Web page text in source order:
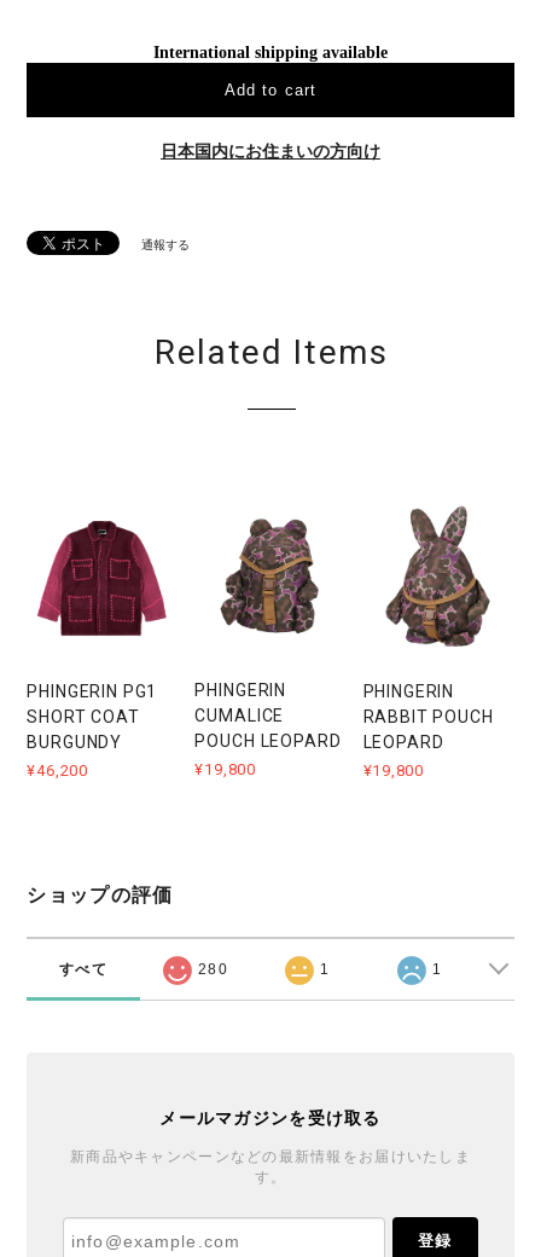
International shipping available
Add to cart
日本国内にお住まいの方向け
通報する
Related Items
PHINGERIN PG1
SHORT COAT
BURGUNDY
¥46,200
PHINGERIN
CUMALICE
POUCH LEOPARD
¥19,800
PHINGERIN
RABBIT POUCH
LEOPARD
¥19,800
ショップの評価
すべて 280 1 1
メールマガジンを受け取る
新商品やキャンペーンなどの最新情報をお届けいたしま
す。
登録